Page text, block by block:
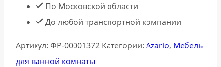
По Московской области
До любой транспортной компании
Артикул: ФР-00001372 Категории: Azario, Мебель
для ванной комнаты